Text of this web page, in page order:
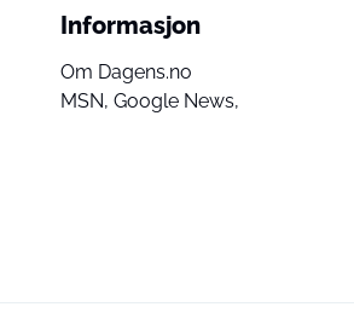
Informasjon
Om Dagens.no
MSN, Google News,